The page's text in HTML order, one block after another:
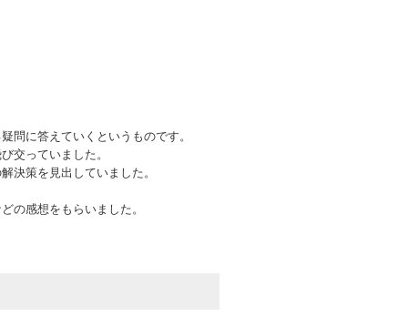
問に答えていくというものです。
交っていました。
決策を見出していました。
の感想をもらいました。